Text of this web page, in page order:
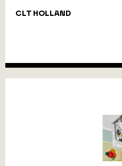
CLT HOLLAND